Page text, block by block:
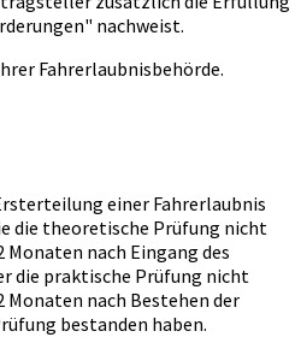
nachweist.
Fahrerlaubnisbehörde.
einer Fahrerlaubnis
die theoretische Prüfung nicht
Monaten nach Eingang des
die praktische Prüfung nicht
Monaten nach Bestehen der
bestanden haben.